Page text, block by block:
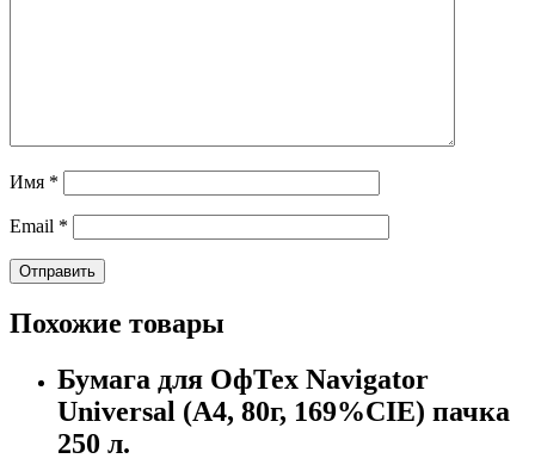
Имя *
Email *
Похожие товары
Бумага для ОфТех Navigator
Universal (А4, 80г, 169%CIE) пачка
250 л.